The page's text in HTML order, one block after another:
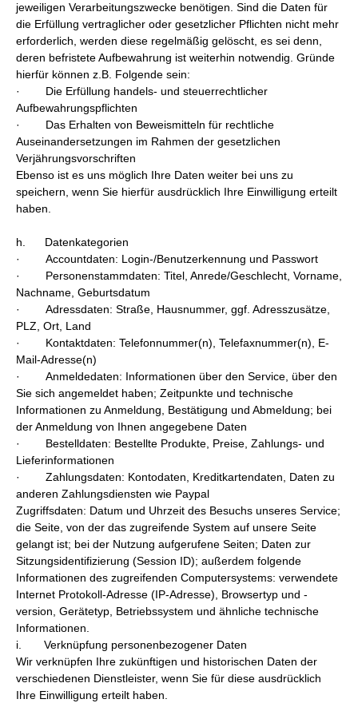
jeweiligen Verarbeitungszwecke benötigen. Sind die Daten für
die Erfüllung vertraglicher oder gesetz­licher Pflichten nicht mehr
erforderlich, werden diese regelmäßig gelöscht, es sei denn,
deren befristete Aufbewahrung ist weiterhin notwendig. Gründe
hierfür können z.B. Folgende sein:
· Die Erfüllung handels- und steuerrechtlicher
Aufbewahrungspflichten
· Das Erhalten von Beweismitteln für rechtliche
Auseinandersetzungen im Rahmen der gesetzlichen
Verjährungsvorschriften
Ebenso ist es uns möglich Ihre Daten weiter bei uns zu
speichern, wenn Sie hierfür ausdrücklich Ihre Einwilligung erteilt
haben.
h. Datenkategorien
· Accountdaten: Login-/Benutzerkennung und Passwort
· Personenstammdaten: Titel, Anrede/Geschlecht, Vorname,
Nachname, Geburtsdatum
· Adressdaten: Straße, Hausnummer, ggf. Adresszusätze,
PLZ, Ort, Land
· Kontaktdaten: Telefonnummer(n), Telefaxnummer(n), E-
Mail-Adresse(n)
· Anmeldedaten: Informationen über den Service, über den
Sie sich angemeldet haben; Zeitpunkte und technische
Informationen zu Anmeldung, Bestätigung und Abmeldung; bei
der Anmeldung von Ihnen angegebene Daten
· Bestelldaten: Bestellte Produkte, Preise, Zahlungs- und
Lieferinformationen
· Zahlungsdaten: Kontodaten, Kreditkartendaten, Daten zu
anderen Zahlungsdiensten wie Paypal
Zugriffsdaten: Datum und Uhrzeit des Besuchs unseres Service;
die Seite, von der das zugreifende System auf unsere Seite
gelangt ist; bei der Nutzung aufgerufene Seiten; Daten zur
Sitzungsidentifizierung (Session ID); außerdem folgende
Informationen des zugreifenden Computersystems: verwendete
Internet Protokoll-Adresse (IP-Adresse), Browsertyp und -
version, Gerätetyp, Betriebssystem und ähnliche technische
Informationen.
i. Verknüpfung personenbezogener Daten
Wir verknüpfen Ihre zukünftigen und historischen Daten der
verschiedenen Dienstleister, wenn Sie für diese ausdrücklich
Ihre Einwilligung erteilt haben.